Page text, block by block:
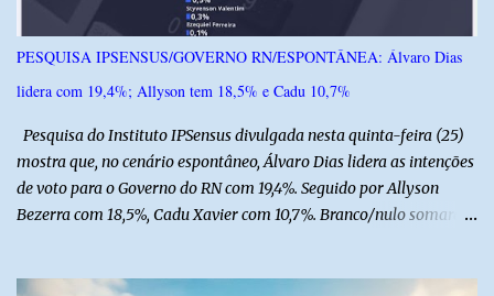
Monsenhor Walfredo Gurgel, em Natal, onde permanece internado
Polícia Militar, a criança é filha de um policial militar. PM reforça
alerta sobre álcool e direção Em nota, a Polícia Militar manifestou
PESQUISA IPSENSUS/GOVERNO RN/ESPONTÂNEA: Álvaro Dias
lidera com 19,4%; Allyson tem 18,5% e Cadu 10,7%
Pesquisa do Instituto IPSensus divulgada nesta quinta-feira (25)
mostra que, no cenário espontâneo, Álvaro Dias lidera as intenções
de voto para o Governo do RN com 19,4%. Seguido por Allyson
Bezerra com 18,5%, Cadu Xavier com 10,7%. Branco/nulo somaram